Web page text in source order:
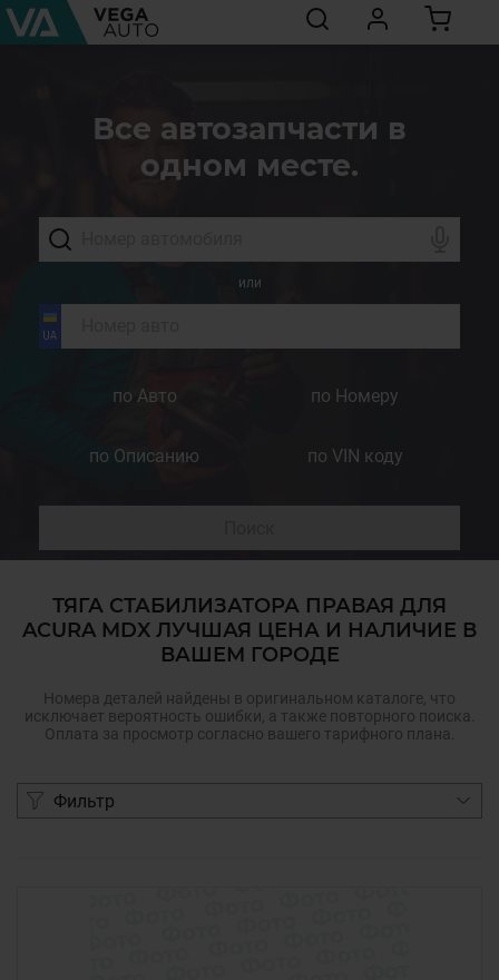
Все автозапчасти в
одном месте.
или
по Авто по Номеру
по Описанию по VIN коду
ТЯГА СТАБИЛИЗАТОРА ПРАВАЯ ДЛЯ
ACURA MDX ЛУЧШАЯ ЦЕНА И НАЛИЧИЕ В
ВАШЕМ ГОРОДЕ
Номера деталей найдены в оригинальном каталоге, что
исключает вероятность ошибки, а также повторного поиска.
Оплата за просмотр согласно вашего тарифного плана.
Фильтр